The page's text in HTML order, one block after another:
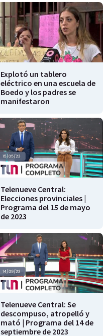
Explotó un tablero
eléctrico en una escuela de
Boedo y los padres se
manifestaron
Telenueve Central:
Elecciones provinciales |
Programa del 15 de mayo
de 2023
Telenueve Central: Se
descompuso, atropelló y
mató | Programa del 14 de
septiembre de 2023